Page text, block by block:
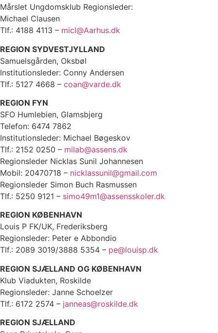
Mårslet Ungdomsklub Regionsleder:
Michael Clausen
Tlf.: 4188 4113 – micl@Aarhus.dk
REGION SYDVESTJYLLAND
Samuelsgården, Oksbøl
Institutionsleder: Conny Andersen
Tlf.: 5127 4668 – coan@varde.dk
REGION FYN
SFO Humlebien, Glamsbjerg
Telefon: 6474 7862
Institutionsleder: Michael Bøgeskov
Tlf.: 2152 0250 – milab@assens.dk
Regionsleder Nicklas Sunil Johannesen
Mobil: 20470718 – nicklassunil@gmail.com
Regionsleder Simon Buch Rasmussen
Tlf.: 5250 9121 – simo49m1@assensskoler.dk
REGION KØBENHAVN
Louis P FK/UK, Frederiksberg
Regionsleder: Peter e Abbondio
Tlf.: 2089 3019/3888 5354 – pe@louisp.dk
REGION SJÆLLAND OG KØBENHAVN
Klub Viadukten, Roskilde
Regionsleder: Janne Schoelzer
Tlf.: 6172 2574 – janneas@roskilde.dk
REGION SJÆLLAND